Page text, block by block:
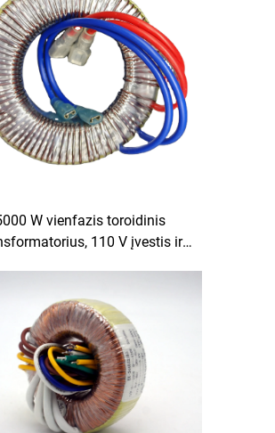
W vienfazis toroidinis
110 V įvestis ir